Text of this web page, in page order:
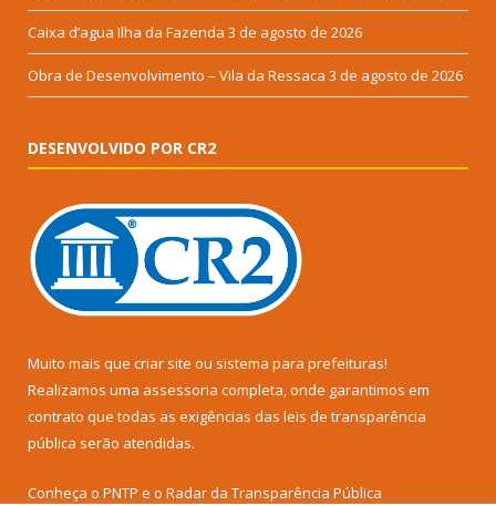
Caixa d’agua Ilha da Fazenda 3 de agosto de 2026
Obra de Desenvolvimento – Vila da Ressaca 3 de agosto de 2026
DESENVOLVIDO POR CR2
Muito mais que criar site ou sistema para prefeituras!
Realizamos uma assessoria completa, onde garantimos em
contrato que todas as exigências das leis de transparência
pública serão atendidas.
Conheça o PNTP e o Radar da Transparência Pública